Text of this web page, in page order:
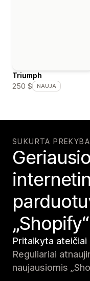
Triumph
250 $
NAUJA
SUKURTA
Pritaikyta ateičiai
Reguliariai
naujausiomis